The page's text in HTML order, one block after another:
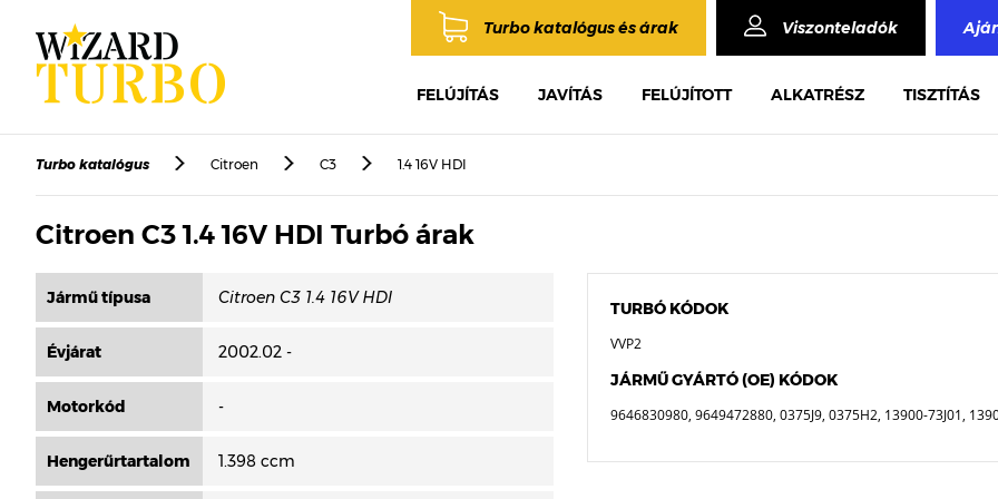
Turbo katalógus és árak Viszonteladók
FELÚJÍTÁS JAVÍTÁS FELÚJÍTOTT ALKATRÉSZ TISZTÍTÁS
Turbo katalógus Citroen C3 1.4 16V HDI
Citroen C3 1.4 16V HDI Turbó árak
Jármű típusa
Évjárat 2002.02 -
Motorkód -
Hengerűrtartalom 1.398 ccm
TURBÓ KÓDOK
VVP2
JÁRMŰ GYÁRTÓ (OE) KÓDOK
9646830980, 9649472880, 0375J9, 0375H2, 13900-73J01,